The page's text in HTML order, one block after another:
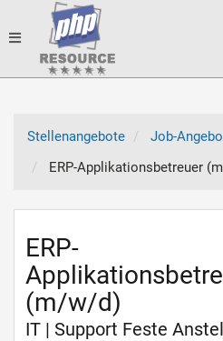
Toggle
Stellenangebote
Job-
ERP-Applikationsbetreuer
ERP-
(m/w/d)
IT | Support Feste